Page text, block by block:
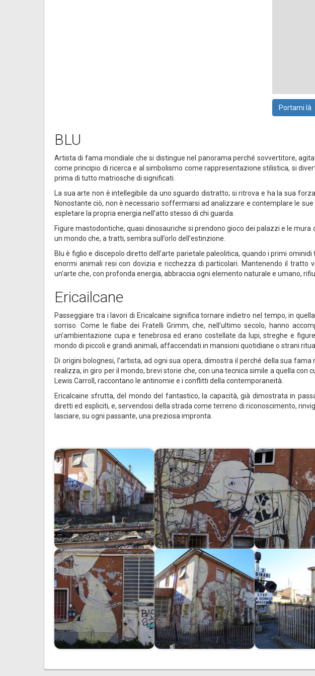
Portami là
BLU
Artista di fama mondiale che si distingue nel panorama perché sovvertitore,
come principio di ricerca e al simbolismo come rappresentazione stilistica, si
prima di tutto matriosche di significati.
La sua arte non è intellegibile da uno sguardo distratto; si ritrova e ha la sua
Nonostante ciò, non è necessario soffermarsi ad analizzare e contemplare le
espletare la propria energia nell’atto stesso di chi guarda.
Figure mastodontiche, quasi dinosauriche si prendono gioco dei palazzi e le
un mondo che, a tratti, sembra sull’orlo dell’estinzione.
Blu è figlio e discepolo diretto dell’arte parietale paleolitica, quando i primi
enormi animali resi con dovizia e ricchezza di particolari. Mantenendo il tratto
un’arte che, con profonda energia, abbraccia ogni elemento naturale e umano,
Ericailcane
Passeggiare tra i lavori di Ericalcaine significa tornare indietro nel tempo, in
sorriso. Come le fiabe dei Fratelli Grimm, che, nell’ultimo secolo, hanno
un’ambientazione cupa e tenebrosa ed erano costellate da lupi, streghe e
mondo di piccoli e grandi animali, affaccendati in mansioni quotidiane o strani
Di origini bolognesi, l’artista, ad ogni sua opera, dimostra il perché della sua
realizza, in giro per il mondo, brevi storie che, con una tecnica simile a quella con
Lewis Carroll, raccontano le antinomie e i conflitti della contemporaneità.
Ericalcaine sfrutta, del mondo del fantastico, la capacità, già dimostrata in
diretti ed espliciti, e, servendosi della strada come terreno di riconoscimento,
lasciare, su ogni passante, una preziosa impronta.
Immagine Immagine Immagine
Immagine Immagine Immagine